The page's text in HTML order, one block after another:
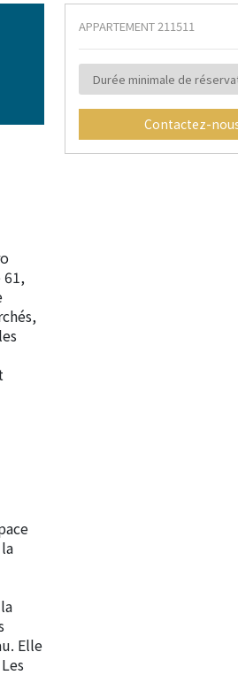
Elle
APPARTEMENT 211511
Durée minimale de
Contactez-